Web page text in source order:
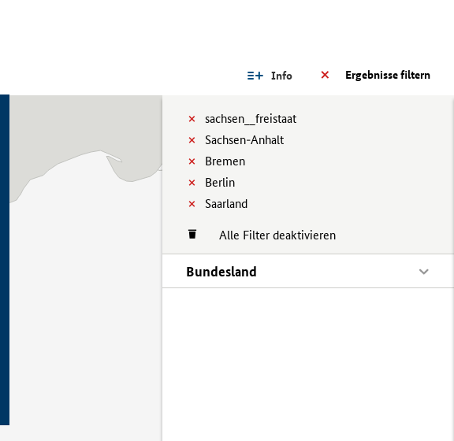
Ergebnisse filtern
Info
sachsen__freistaat
Sachsen-Anhalt
Bremen
Berlin
Saarland
Alle Filter deaktivieren
Bundesland